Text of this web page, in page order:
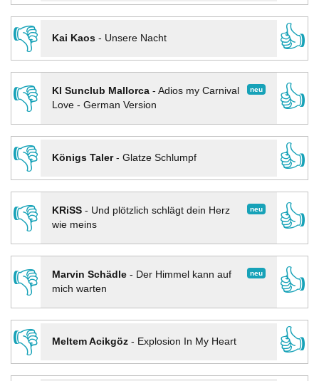
👎
Kai Kaos- Unsere Nacht
👍
👎
neu
KI Sunclub Mallorca- Adios my Carnival
Love - German Version
👍
👎
Königs Taler- Glatze Schlumpf
👍
👎
neu
KRiSS- Und plötzlich schlägt dein Herz
wie meins
👍
👎 neu
Marvin Schädle- Der Himmel kann auf
mich warten
👍
👎
Meltem Acikgöz- Explosion In My Heart
👍